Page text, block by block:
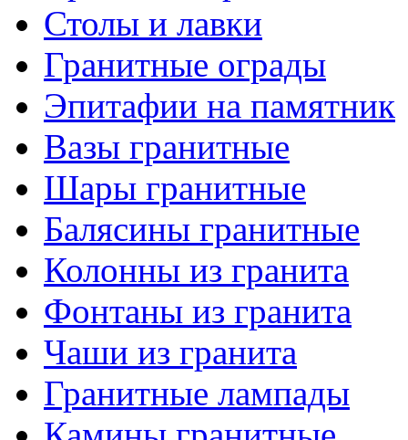
Столы и лавки
Гранитные ограды
Эпитафии на памятник
Вазы гранитные
Шары гранитные
Балясины гранитные
Колонны из гранита
Фонтаны из гранита
Чаши из гранита
Гранитные лампады